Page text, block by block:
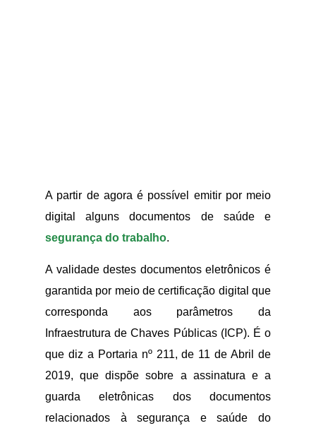
A partir de agora é possível emitir por meio
digital alguns documentos de saúde e
segurança do trabalho.
A validade destes documentos eletrônicos é
garantida por meio de certificação digital que
corresponda aos parâmetros da
Infraestrutura de Chaves Públicas (ICP). É o
que diz a Portaria nº 211, de 11 de Abril de
2019, que dispõe sobre a assinatura e a
guarda eletrônicas dos documentos
relacionados à segurança e saúde do